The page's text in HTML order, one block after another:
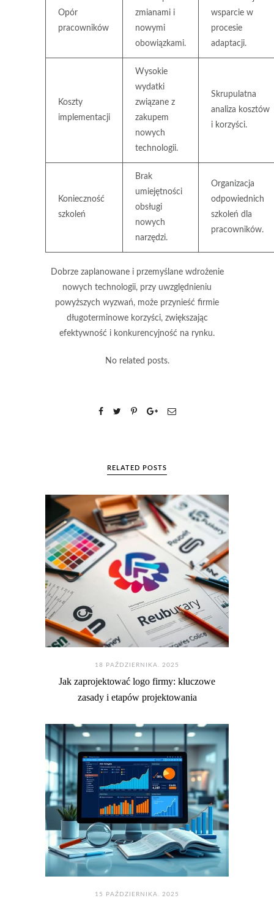
Opór
pracowników
zmianami i
nowymi
obowiązkami.
wsparcie w
procesie
adaptacji.
Koszty
implementacji
Wysokie
wydatki
związane z
zakupem
nowych
technologii.
Skrupulatna
analiza kosztów
i korzyści.
Konieczność
szkoleń
Brak
umiejętności
obsługi
nowych
narzędzi.
Organizacja
odpowiednich
szkoleń dla
pracowników.
Dobrze zaplanowane i przemyślane wdrożenie
nowych technologii, przy uwzględnieniu
powyższych wyzwań, może przynieść firmie
długoterminowe korzyści, zwiększając
efektywność i konkurencyjność na rynku.
No related posts.
RELATED POSTS
18 PAŹDZIERNIKA. 2025
Jak zaprojektować logo firmy: kluczowe
zasady i etapów projektowania
15 PAŹDZIERNIKA. 2025